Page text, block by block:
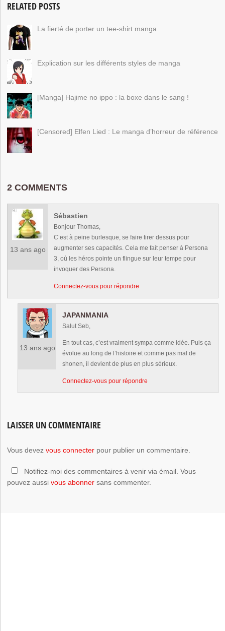
RELATED POSTS
La fierté de porter un tee-shirt manga
Explication sur les différents styles de manga
[Manga] Hajime no ippo : la boxe dans le sang !
[Censored] Elfen Lied : Le manga d’horreur de référence
2 COMMENTS
13 ans ago
Sébastien
Bonjour Thomas,
C’est à peine burlesque, se faire tirer dessus pour
augmenter ses capacités. Cela me fait penser à Persona
3, où les héros pointe un flingue sur leur tempe pour
invoquer des Persona.
Connectez-vous pour répondre
13 ans ago
JAPANMANIA
Salut Seb,
En tout cas, c’est vraiment sympa comme idée. Puis ça
évolue au long de l’histoire et comme pas mal de
shonen, il devient de plus en plus sérieux.
Connectez-vous pour répondre
LAISSER UN COMMENTAIRE
Vous devezvous connecter pour publier un commentaire.
Notifiez-moi des commentaires à venir via émail. Vous
pouvez aussivous abonner sans commenter.